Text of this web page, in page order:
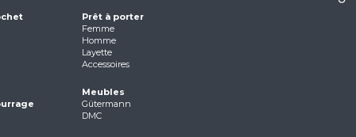
Prêt à porter
Femme
Homme
Layette
Accessoires
Meubles
Gütermann
DMC